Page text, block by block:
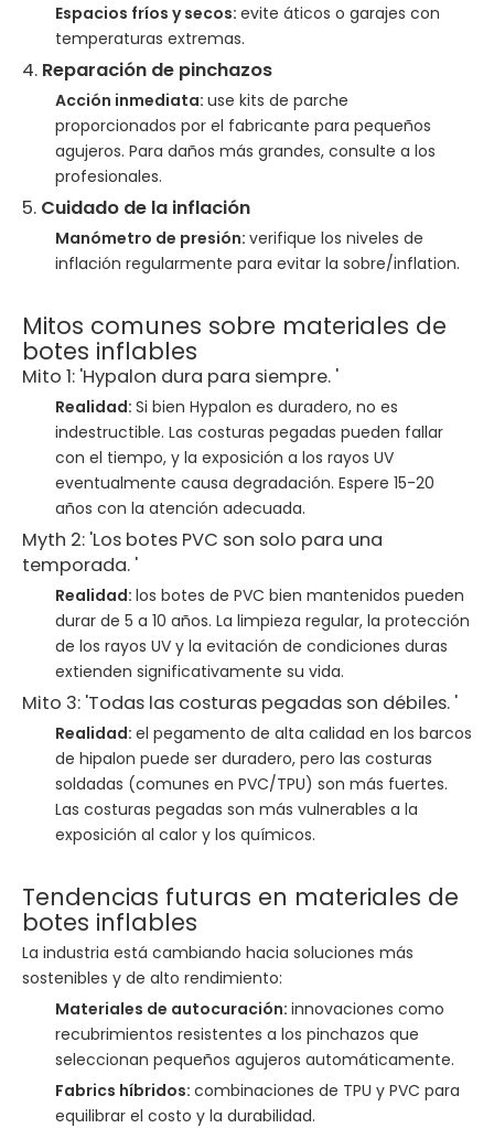
Espacios fríos y secos: evite áticos o garajes con
temperaturas extremas.
4. Reparación de pinchazos
Acción inmediata: use kits de parche
proporcionados por el fabricante para pequeños
agujeros. Para daños más grandes, consulte a los
profesionales.
5. Cuidado de la inflación
Manómetro de presión: verifique los niveles de
inflación regularmente para evitar la sobre/inflation.
Mitos comunes sobre materiales de
botes inflables
Mito 1: 'Hypalon dura para siempre. '
Realidad: Si bien Hypalon es duradero, no es
indestructible. Las costuras pegadas pueden fallar
con el tiempo, y la exposición a los rayos UV
eventualmente causa degradación. Espere 15-20
años con la atención adecuada.
Myth 2: 'Los botes PVC son solo para una
temporada. '
Realidad: los botes de PVC bien mantenidos pueden
durar de 5 a 10 años. La limpieza regular, la protección
de los rayos UV y la evitación de condiciones duras
extienden significativamente su vida.
Mito 3: 'Todas las costuras pegadas son débiles. '
Realidad: el pegamento de alta calidad en los barcos
de hipalon puede ser duradero, pero las costuras
soldadas (comunes en PVC/TPU) son más fuertes.
Las costuras pegadas son más vulnerables a la
exposición al calor y los químicos.
Tendencias futuras en materiales de
botes inflables
La industria está cambiando hacia soluciones más
sostenibles y de alto rendimiento:
Materiales de autocuración: innovaciones como
recubrimientos resistentes a los pinchazos que
seleccionan pequeños agujeros automáticamente.
Fabrics híbridos: combinaciones de TPU y PVC para
equilibrar el costo y la durabilidad.